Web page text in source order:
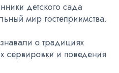
детского сада
мир гостеприимства.
о традициях
сервировки и поведения